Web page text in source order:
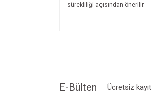
sürekliliği açısından önerilir.
Ürün bilgilerinde
E-Bülten Ücretsiz